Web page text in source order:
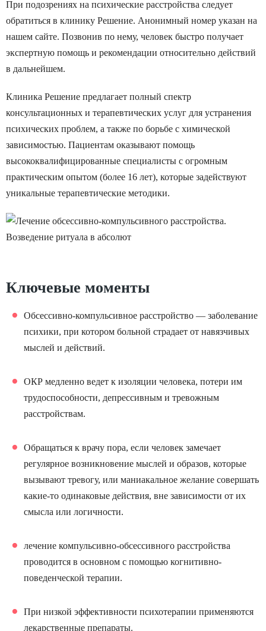
При подозрениях на психические расстройства следует
обратиться в клинику Решение. Анонимный номер указан на
нашем сайте. Позвонив по нему, человек быстро получает
экспертную помощь и рекомендации относительно действий
в дальнейшем.
Клиника Решение предлагает полный спектр
консультационных и терапевтических услуг для устранения
психических проблем, а также по борьбе с химической
зависимостью. Пациентам оказывают помощь
высококвалифицированные специалисты с огромным
практическим опытом (более 16 лет), которые задействуют
уникальные терапевтические методики.
Ключевые моменты
Обсессивно-компульсивное расстройство ― заболевание
психики, при котором больной страдает от навязчивых
мыслей и действий.
ОКР медленно ведет к изоляции человека, потери им
трудоспособности, депрессивным и тревожным
расстройствам.
Обращаться к врачу пора, если человек замечает
регулярное возникновение мыслей и образов, которые
вызывают тревогу, или маниакальное желание совершать
какие-то одинаковые действия, вне зависимости от их
смысла или логичности.
лечение компульсивно-обсессивного расстройства
проводится в основном с помощью когнитивно-
поведенческой терапии.
При низкой эффективности психотерапии применяются
лекарственные препараты.